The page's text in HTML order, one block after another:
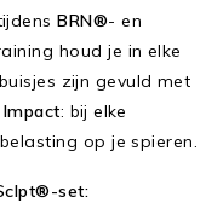
BRN®- en
houd je in elke
zijn gevuld met
: bij elke
op je spieren.
set: